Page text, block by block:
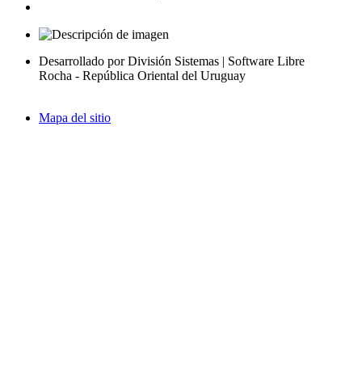
Desarrollado por División Sistemas | Software Libre
Rocha - República Oriental del Uruguay
Mapa del sitio